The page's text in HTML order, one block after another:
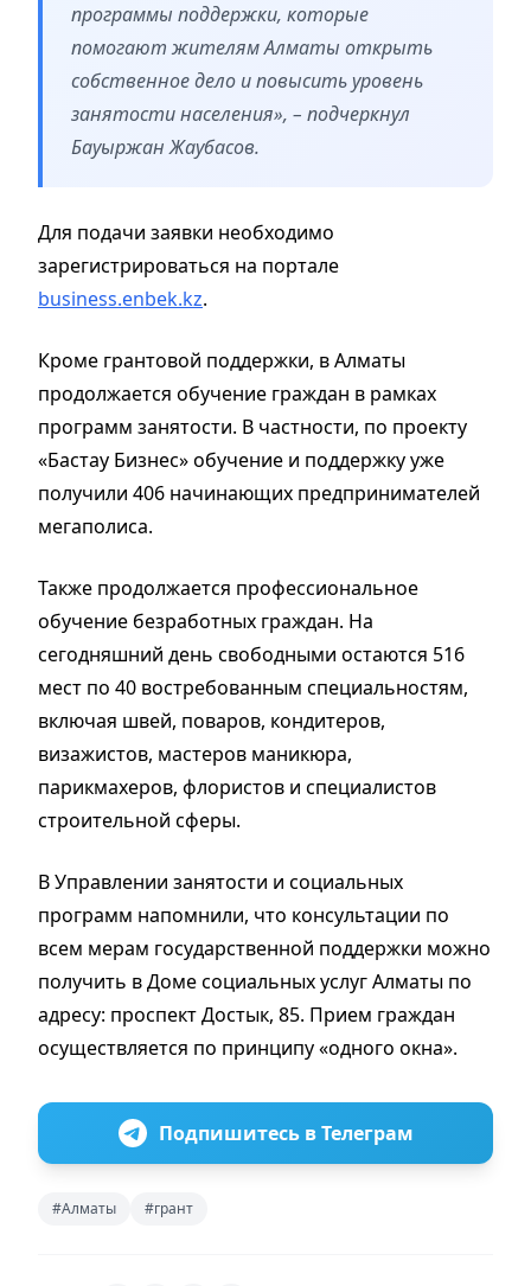
программы поддержки, которые
помогают жителям Алматы открыть
собственное дело и повысить уровень
занятости населения», – подчеркнул
Бауыржан Жаубасов.
Для подачи заявки необходимо
зарегистрироваться на портале
business.enbek.kz.
Кроме грантовой поддержки, в Алматы
продолжается обучение граждан в рамках
программ занятости. В частности, по проекту
«Бастау Бизнес» обучение и поддержку уже
получили 406 начинающих предпринимателей
мегаполиса.
Также продолжается профессиональное
обучение безработных граждан. На
сегодняшний день свободными остаются 516
мест по 40 востребованным специальностям,
включая швей, поваров, кондитеров,
визажистов, мастеров маникюра,
парикмахеров, флористов и специалистов
строительной сферы.
В Управлении занятости и социальных
программ напомнили, что консультации по
всем мерам государственной поддержки можно
получить в Доме социальных услуг Алматы по
адресу: проспект Достык, 85. Прием граждан
осуществляется по принципу «одного окна».
Подпишитесь в Телеграм
#Алматы #грант